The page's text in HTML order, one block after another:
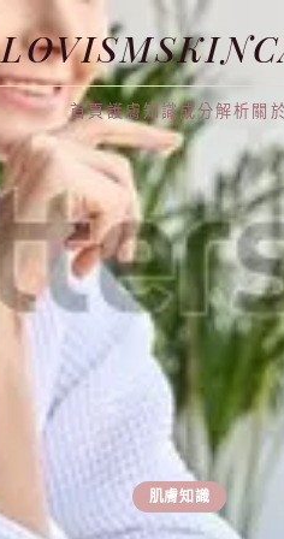
首頁護膚知識成分解析 關
肌膚知識